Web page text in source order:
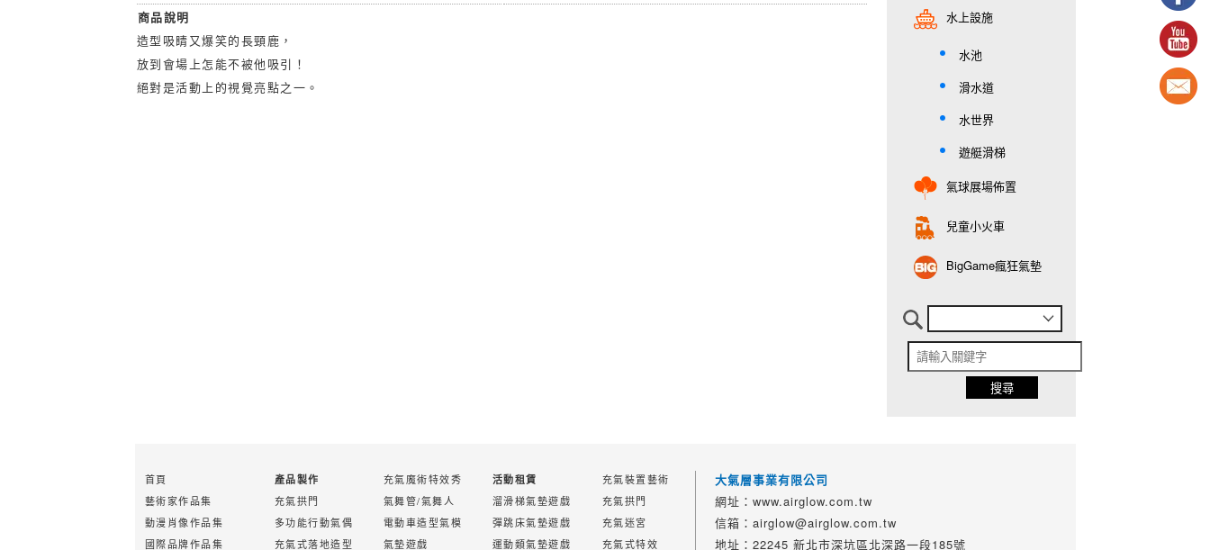
商品說明
造型吸睛又爆笑的長頸鹿，
放到會場上怎能不被他吸引！
絕對是活動上的視覺亮點之一。
水上設施
水池
滑水道
水世界
遊艇滑梯
氣球展場佈置
兒童小火車
BigGame瘋狂氣墊
首頁
藝術家作品集
動漫肖像作品集
國際品牌作品集
產品製作
充氣拱門
多功能行動氣偶
充氣式落地造型
充氣魔術特效秀
氣舞管/氣舞人
電動車造型氣模
氣墊遊戲
活動租賃
溜滑梯氣墊遊戲
彈跳床氣墊遊戲
運動類氣墊遊戲
充氣裝置藝術
充氣拱門
充氣迷宮
充氣式特效
大氣層事業有限公司
網址：www.airglow.com.tw
信箱：airglow@airglow.com.tw
地址：22245 新北市深坑區北深路一段185號